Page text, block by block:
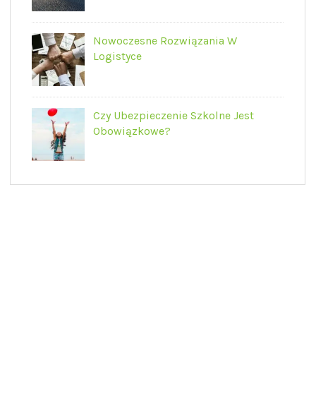
Nowoczesne Rozwiązania W
Logistyce
Czy Ubezpieczenie Szkolne Jest
Obowiązkowe?